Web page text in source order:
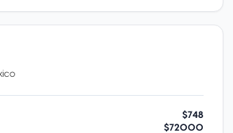
$748
$72000